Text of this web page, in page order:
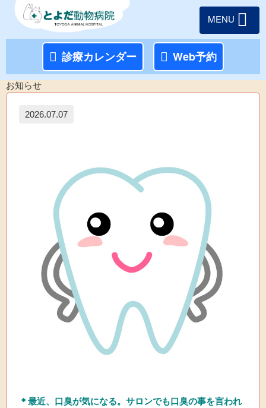
診療カレンダー Web予約
MENU
お知らせ
2026.07.07
＊最近、口臭が気になる。サロンでも口臭の事を言われ